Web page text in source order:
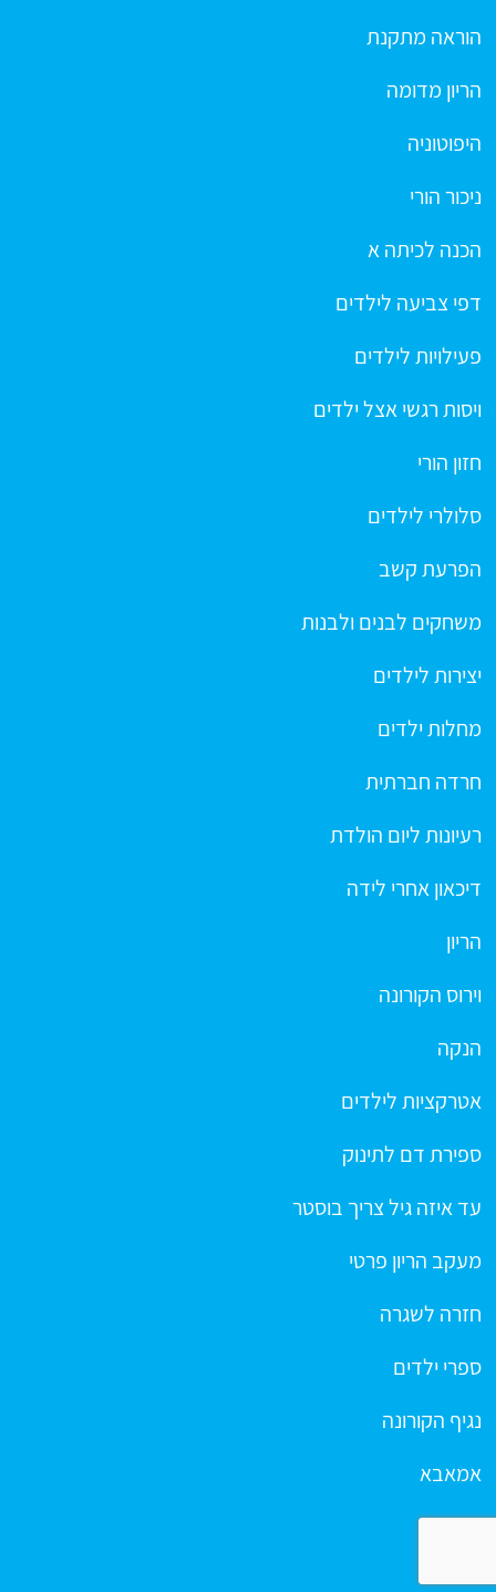
הוראה מתקנת
הריון מדומה
היפוטוניה
ניכור הורי
הכנה לכיתה א
דפי צביעה לילדים
פעילויות לילדים
ויסות רגשי אצל ילדים
חזון הורי
סלולרי לילדים
הפרעת קשב
משחקים לבנים ולבנות
יצירות לילדים
מחלות ילדים
חרדה חברתית
רעיונות ליום הולדת
דיכאון אחרי לידה
הריון
וירוס הקורונה
הנקה
אטרקציות לילדים
ספירת דם לתינוק
עד איזה גיל צריך בוסטר
מעקב הריון פרטי
חזרה לשגרה
ספרי ילדים
נגיף הקורונה
אמאבא